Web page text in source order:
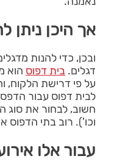
אך היכן ניתן
ובכן, כדי להנות
דגלים. בית דפוס הוא
על פי דרישת הלקוח,
לבית דפוס עבור
חשוב, לבחור את סוג
וכו'). רוב בתי הדפוס
עבור אלו